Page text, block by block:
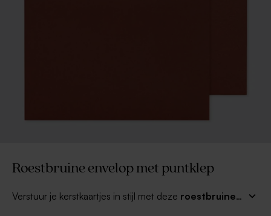
Roestbruine envelop met puntklep
Verstuur je kerstkaartjes in stijl met deze roestbruine